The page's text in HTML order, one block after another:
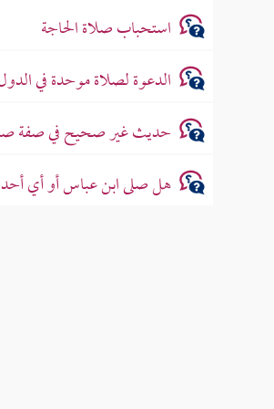
استحباب صلاة الحاجة
الدعوة لصلاة موحدة في
حديث غير صحيح في صفة
هل صلى ابن عباس أو أي